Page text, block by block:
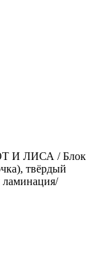
И ЛИСА / Блок
твёрдый
ламинация/